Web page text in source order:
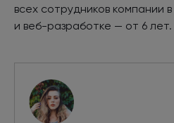
всех сотрудников компании
и веб-разработке — от 6 лет.